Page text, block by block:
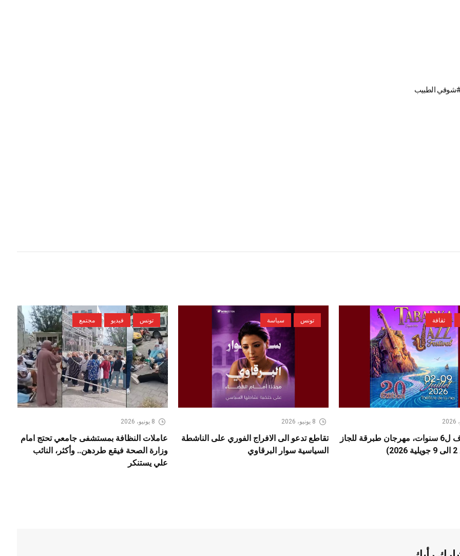
شوقي الطبيب
ثقافة
بعد كسوف ل6 سنوات، مهرجان طبرقة للجاز
تونس سياسة
8 يونيو، 2026
تقاطع تدعو الى الافراج الفوري على الناشطة
السياسية سوار البرقاوي
تونس فيديو مجتمع
8 يونيو، 2026
عاملات النظافة بمستشفى جامعي تحتج امام
وزارة الصحة فيقع طردهن.. وأكثر، النائب
علي يستنكر